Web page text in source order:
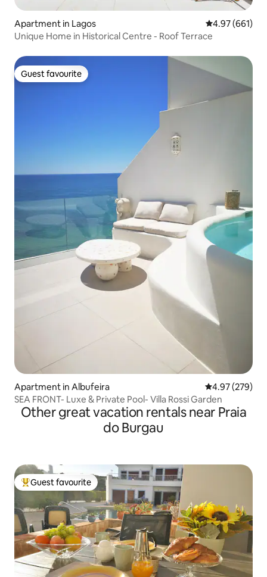
Apartment in Lagos 4.97 out of 5
4.97 (661)
Unique Home in Historical Centre - Roof Terrace
Guest favourite
Guest favourite
Apartment in Albufeira 4.97 out of 5
4.97 (279)
SEA FRONT- Luxe & Private Pool- Villa Rossi Garden
Other great vacation rentals near Praia
do Burgau
Top guest favourite
Guest favourite